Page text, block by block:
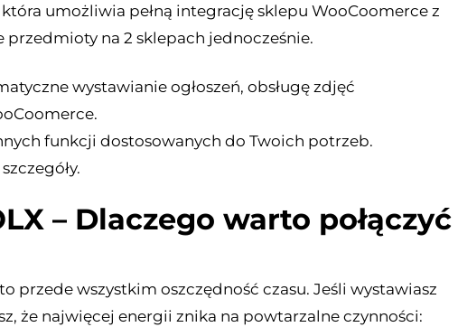
umożliwia pełną integrację sklepu WooCoomerce z
przedmioty na 2 sklepach jednocześnie.
wystawianie ogłoszeń, obsługę zdjęć
funkcji dostosowanych do Twoich potrzeb.
– Dlaczego warto połączyć
przede wszystkim oszczędność czasu. Jeśli wystawiasz
że najwięcej energii znika na powtarzalne czynności: